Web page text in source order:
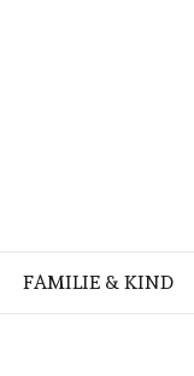
FAMILIE & KIND